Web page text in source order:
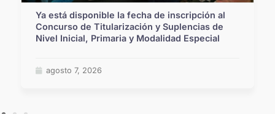
Ya está disponible la fecha de inscripción al
Concurso de Titularización y Suplencias de
Nivel Inicial, Primaria y Modalidad Especial
agosto 7, 2026